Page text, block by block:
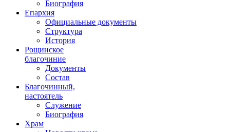
Биография
Епархия
Официальные документы
Структура
История
Рощинское
благочиние
Документы
Состав
Благочинный,
настоятель
Служение
Биография
Храм